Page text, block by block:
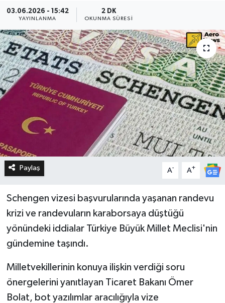
03.06.2026 - 15:42
YAYINLANMA
2 DK
OKUNMA SÜRESI
Paylaş A- A+
Schengen vizesi başvurularında yaşanan randevu
krizi ve randevuların karaborsaya düştüğü
yönündeki iddialar Türkiye Büyük Millet Meclisi'nin
gündemine taşındı.
Milletvekillerinin konuya ilişkin verdiği soru
önergelerini yanıtlayan Ticaret Bakanı Ömer
Bolat, bot yazılımlar aracılığıyla vize